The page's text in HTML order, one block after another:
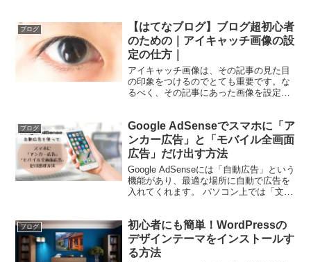
像が出ない（ ｉ _ ｉ ）＼ そのように
困...
ブログ
【はてなブログ】ブログ超初心者
のための｜アイキャッチ画像の設
定の仕方｜
アイキャッチ画像は、その記事の見た目
の印象をつけるのでとても重要です。な
るべく、その記事にあった画像を設定し
のでそちらで探してもいいでしょう。
【2019年最新】おす...
ブログ
Google AdSenseでスマホに「ア
ンカー広告」と「モバイル全画面
広告」だけ出す方法
Google AdSenseには「自動広告」という
機能があり、最適な場所に自動で広告を
入れてくれます。 パソコン上では「文章
ンカー広告」と「モバイル全画面広告」
も出して...
ブログ
初心者にも簡単！WordPressの
デザインテーマをインストールす
る方法